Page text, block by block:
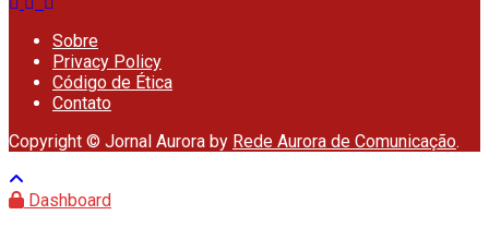
Sobre
Privacy Policy
Código de Ética
Contato
Copyright © Jornal Aurora by Rede Aurora de Comunicação.
Dashboard